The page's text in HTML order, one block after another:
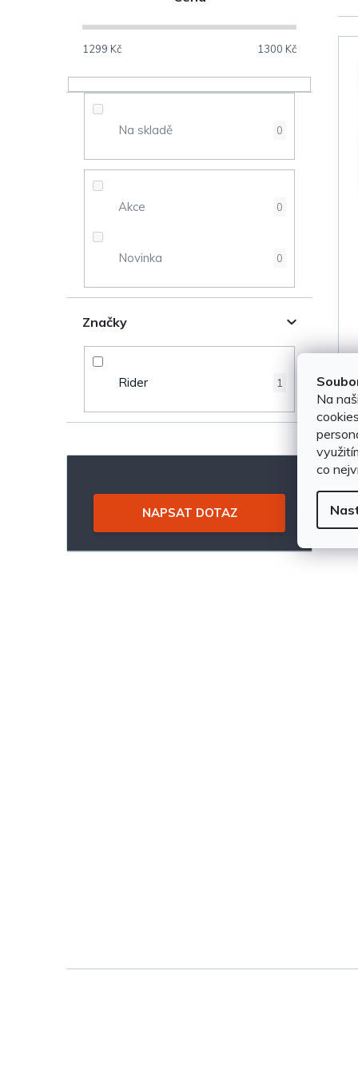
Na
co
t
p
l
1299 Kč 1300 Kč
Na skladě 0
Akce 0
Novinka 0
Značky
Rider 1
NAPSAT DOTAZ
d
u
k
t
ů